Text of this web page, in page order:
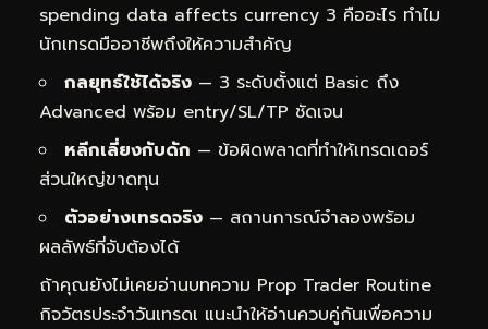
spending data affects currency 3 คืออะไร ทำไม
นักเทรดมืออาชีพถึงให้ความสำคัญ
กลยุทธ์ใช้ได้จริง — 3 ระดับตั้งแต่ Basic ถึง
Advanced พร้อม entry/SL/TP ชัดเจน
หลีกเลี่ยงกับดัก — ข้อผิดพลาดที่ทำให้เทรดเดอร์
ส่วนใหญ่ขาดทุน
ตัวอย่างเทรดจริง — สถานการณ์จำลองพร้อม
ผลลัพธ์ที่จับต้องได้
ถ้าคุณยังไม่เคยอ่านบทความ Prop Trader Routine
กิจวัตรประจำวันเทรดเ แนะนำให้อ่านควบคู่กันเพื่อความ